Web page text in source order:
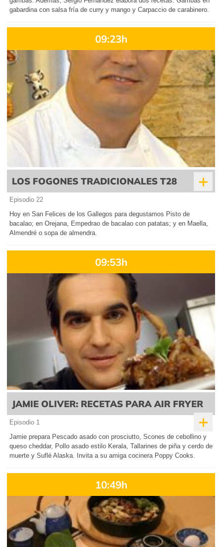
gabardina con salsa fría de curry y mango y Carpaccio de carabinero.
09:23h
LOS FOGONES TRADICIONALES T28 +
Episodio 22
Hoy en San Felices de los Gallegos para degustamos Pisto de
bacalao; en Orejana, Empedrao de bacalao con patatas; y en Maella,
Almendré o sopa de almendra.
09:53h
JAMIE OLIVER: RECETAS PARA AIR FRYER
+
Episodio 1
Jamie prepara Pescado asado con prosciutto, Scones de cebollino y
queso cheddar, Pollo asado estilo Kerala, Tallarines de piña y cerdo de
muerte y Suflé Alaska. Invita a su amiga cocinera Poppy Cooks.
10:49h